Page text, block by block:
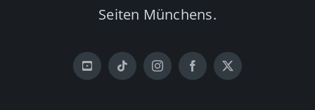
Seiten Münchens.